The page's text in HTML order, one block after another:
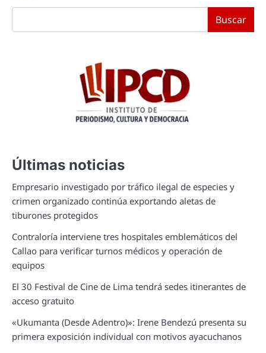
Buscar
Últimas noticias
Empresario investigado por tráfico ilegal de especies y
crimen organizado continúa exportando aletas de
tiburones protegidos
Contraloría interviene tres hospitales emblemáticos del
Callao para verificar turnos médicos y operación de
equipos
El 30 Festival de Cine de Lima tendrá sedes itinerantes de
acceso gratuito
«Ukumanta (Desde Adentro)»: Irene Bendezú presenta su
primera exposición individual con motivos ayacuchanos